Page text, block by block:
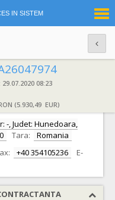
IN SISTEM
29.07.2020 08:23
(5.930,49 EUR)
23764546
-, Judet: Hunedoara,
Tara:
Romania
+40 354105236
E-